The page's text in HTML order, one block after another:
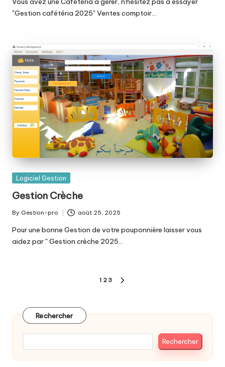
"Gestion cafétéria 2025" Ventes comptoir…
Posted
Logiciel Gestion
Gestion Crèche
Posted
by
By Gestion-pro août 25, 2025
Pour une bonne Gestion de votre pouponnière laisser vous
aidez par " Gestion crèche 2025…
publications
1 2 3
Rechercher
Rechercher